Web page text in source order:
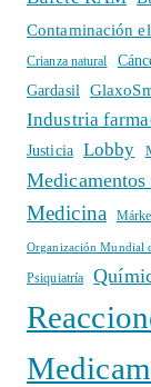
Contaminación
Crianza natural
Gardasil
Industria
Justicia
Lobby
Medicina
Organización Mundial
Psiquiatría